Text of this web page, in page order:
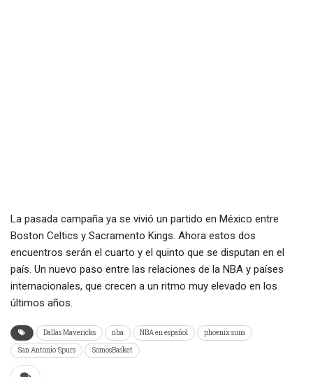
La pasada campaña ya se vivió un partido en México entre
Boston Celtics y Sacramento Kings. Ahora estos dos
encuentros serán el cuarto y el quinto que se disputan en el
país. Un nuevo paso entre las relaciones de la NBA y países
internacionales, que crecen a un ritmo muy elevado en los
últimos años.
Dallas Mavericks nba NBA en español
phoenix suns
San Antonio Spurs
SomosBasket